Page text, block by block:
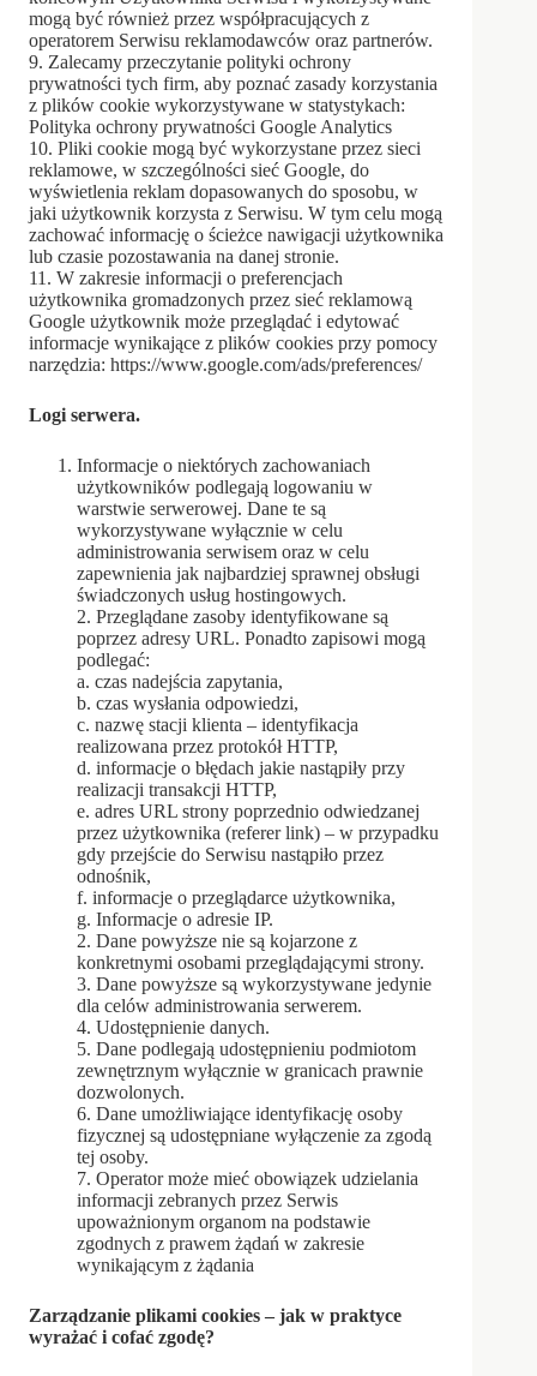
mogą być również przez współpracujących z
operatorem Serwisu reklamodawców oraz partnerów.
9. Zalecamy przeczytanie polityki ochrony
prywatności tych firm, aby poznać zasady korzystania
z plików cookie wykorzystywane w statystykach:
Polityka ochrony prywatności Google Analytics
10. Pliki cookie mogą być wykorzystane przez sieci
reklamowe, w szczególności sieć Google, do
wyświetlenia reklam dopasowanych do sposobu, w
jaki użytkownik korzysta z Serwisu. W tym celu mogą
zachować informację o ścieżce nawigacji użytkownika
lub czasie pozostawania na danej stronie.
11. W zakresie informacji o preferencjach
użytkownika gromadzonych przez sieć reklamową
Google użytkownik może przeglądać i edytować
informacje wynikające z plików cookies przy pomocy
narzędzia: https://www.google.com/ads/preferences/
Logi serwera.
Informacje o niektórych zachowaniach
użytkowników podlegają logowaniu w
warstwie serwerowej. Dane te są
wykorzystywane wyłącznie w celu
administrowania serwisem oraz w celu
zapewnienia jak najbardziej sprawnej obsługi
świadczonych usług hostingowych.
2. Przeglądane zasoby identyfikowane są
poprzez adresy URL. Ponadto zapisowi mogą
podlegać:
a. czas nadejścia zapytania,
b. czas wysłania odpowiedzi,
c. nazwę stacji klienta – identyfikacja
realizowana przez protokół HTTP,
d. informacje o błędach jakie nastąpiły przy
realizacji transakcji HTTP,
e. adres URL strony poprzednio odwiedzanej
przez użytkownika (referer link) – w przypadku
gdy przejście do Serwisu nastąpiło przez
odnośnik,
f. informacje o przeglądarce użytkownika,
g. Informacje o adresie IP.
2. Dane powyższe nie są kojarzone z
konkretnymi osobami przeglądającymi strony.
3. Dane powyższe są wykorzystywane jedynie
dla celów administrowania serwerem.
4. Udostępnienie danych.
5. Dane podlegają udostępnieniu podmiotom
zewnętrznym wyłącznie w granicach prawnie
dozwolonych.
6. Dane umożliwiające identyfikację osoby
fizycznej są udostępniane wyłączenie za zgodą
tej osoby.
7. Operator może mieć obowiązek udzielania
informacji zebranych przez Serwis
upoważnionym organom na podstawie
zgodnych z prawem żądań w zakresie
wynikającym z żądania
Zarządzanie plikami cookies – jak w praktyce
wyrażać i cofać zgodę?